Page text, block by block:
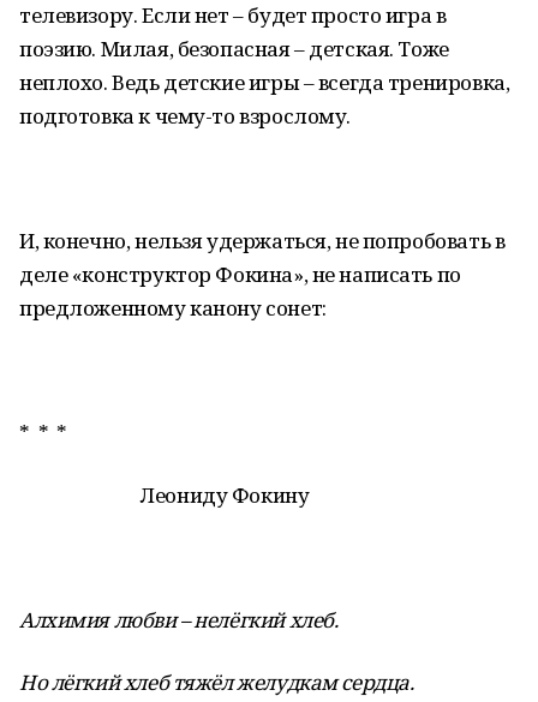
телевизору. Если нет – будет просто игра в
поэзию. Милая, безопасная – детская. Тоже
неплохо. Ведь детские игры – всегда тренировка,
подготовка к чему-то взрослому.
И, конечно, нельзя удержаться, не попробовать в
деле «конструктор Фокина», не написать по
предложенному канону сонет:
* * *
Леониду Фокину
Алхимия любви – нелёгкий хлеб.
Но лёгкий хлеб тяжёл желудкам сердца.